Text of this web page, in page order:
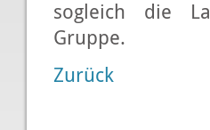
sogleich die
Gruppe.
Zurück